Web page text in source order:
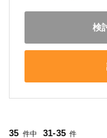
検
35 件中 31-35 件